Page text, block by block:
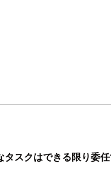
スクはできる限り委